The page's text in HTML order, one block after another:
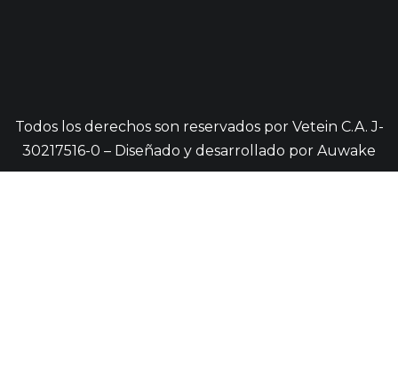
Todos los derechos son reservados por Vetein C.A. J-
30217516-0 – Diseñado y desarrollado por Auwake